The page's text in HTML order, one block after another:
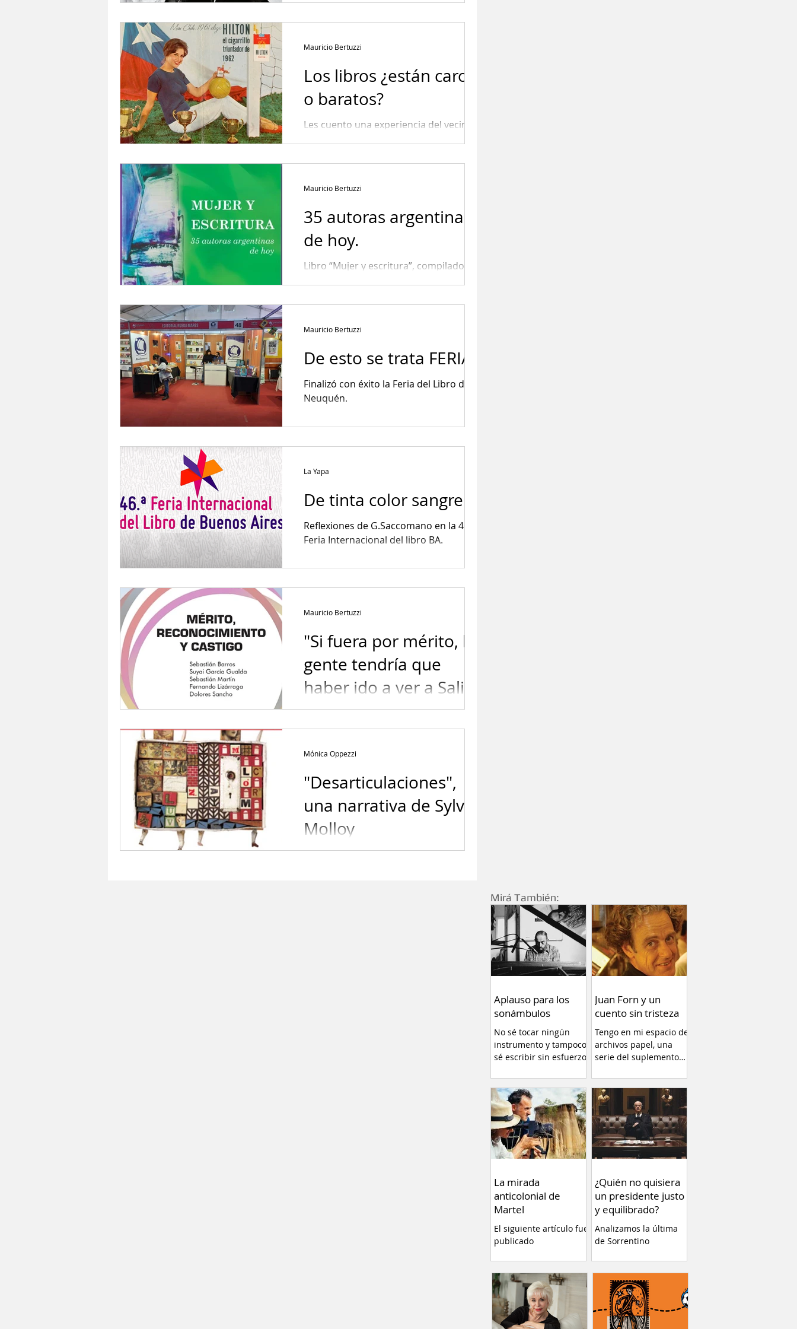
Los libros ¿están caros
o baratos?
Les cuento una experiencia del vecino
Mauricio Bertuzzi
35 autoras argentinas
de hoy.
Libro “Mujer y escritura”, compilado por
Mauricio Bertuzzi
De esto se trata FERIAR
Finalizó con éxito la Feria del Libro de
Neuquén.
Mauricio Bertuzzi
De tinta color sangre
Reflexiones de G.Saccomano en la 46º
Feria Internacional del libro BA.
La Yapa
"Si fuera por mérito, la
gente tendría que
haber ido a ver a Salieri
y no a Mozart"
Entrevista a Fernando Lizárraga, autor
del libro.
Mauricio Bertuzzi
"Desarticulaciones",
una narrativa de Sylvia
Molloy
“¿Cómo dice yo el que no recuerda, cuál
Mónica Oppezzi
Mirá También:
Aplauso para los
sonámbulos
No sé tocar ningún
instrumento y tampoco
sé escribir sin esfuerzo.
Juan Forn y un
cuento sin tristeza
Tengo en mi espacio de
archivos papel, una
serie del suplemento
(1996)...
La mirada
anticolonial de
Martel
El siguiente artículo fue
publicado
Firma La plataforma de
la N acaba de estrenar
“Nuestra Tierra” de
Martel. Verla es una
¿Quién no quisiera
un presidente justo
y equilibrado?
Analizamos la última
de Sorrentino